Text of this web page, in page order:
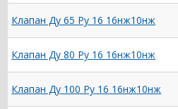
Клапан Ду 65 Ру 16 16нж10нж
Клапан Ду 80 Ру 16 16нж10нж
Клапан Ду 100 Ру 16 16нж10нж